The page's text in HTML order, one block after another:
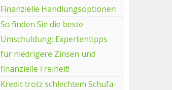
Finanzielle Handlungsoptionen
So finden Sie die beste
Umschuldung: Expertentipps
für niedrigere Zinsen und
finanzielle Freiheit!
Kredit trotz schlechtem Schufa-